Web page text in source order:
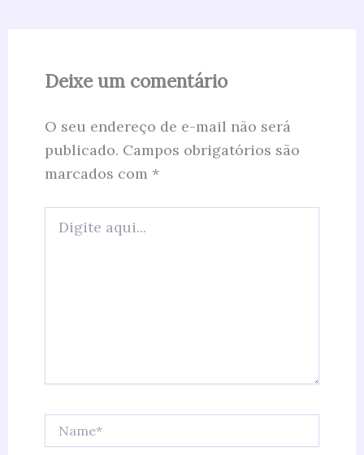
Deixe um comentário
O seu endereço de e-mail não será
publicado. Campos obrigatórios são
marcados com *
aqui...